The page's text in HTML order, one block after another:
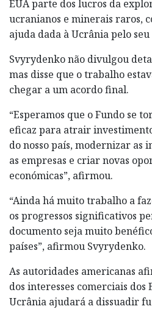
EUA parte dos lucros da
ucranianos e minerais raros,
ajuda dada à Ucrânia pelo seu
Svyrydenko não divulgou
mas disse que o trabalho
chegar a um acordo final.
“Esperamos que o Fundo se
eficaz para atrair
do nosso país, modernizar
as empresas e criar novas
económicas”, afirmou.
“Ainda há muito trabalho a
os progressos significativos
documento seja muito
países”, afirmou Svyrydenko.
As autoridades americanas
dos interesses comerciais dos
Ucrânia ajudará a dissuadir